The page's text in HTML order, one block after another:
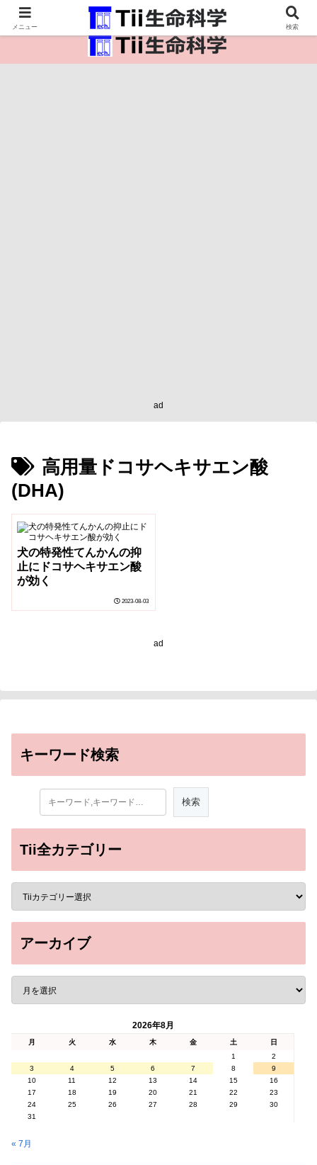
医療保健・生命・生物の情報インフラ。
ad
高用量ドコサヘキサエン酸
(DHA)
犬の特発性てんかんの抑
止にドコサヘキサエン酸
が効く
2023-08-03
ad
キーワード検索
Tii全カテゴリー
アーカイブ
2026年8月
月 火 水 木 金 土
日
1
2
3
4 5 6 7 8
9
10
11 12 13 14 15
16
17
18 19 20 21 22
23
24
25 26 27 28 29
30
31
« 7月
メニュー 検索